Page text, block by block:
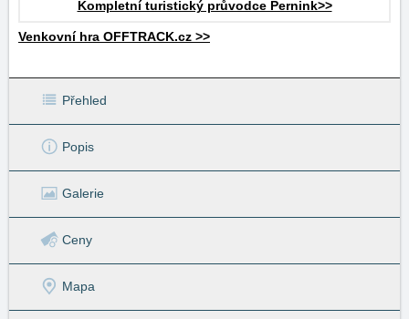
Kompletní turistický průvodce Pernink>>
Venkovní hra OFFTRACK.cz >>
Přehled
Popis
Galerie
Ceny
Mapa